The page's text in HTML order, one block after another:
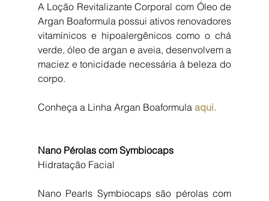
A Loção Revitalizante Corporal com Óleo de
Argan Boaformula possui ativos renovadores
vitamínicos e hipoalergênicos como o chá
verde, óleo de argan e aveia, desenvolvem a
maciez e tonicidade necessária à beleza do
corpo.
Conheça a Linha Argan Boaformula aqui.
Nano Pérolas com Symbiocaps
Hidratação Facial
Nano Pearls Symbiocaps são pérolas com